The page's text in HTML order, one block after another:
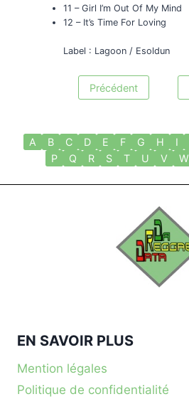
11 – Girl I’m Out Of My Mind
12 – It’s Time For Loving
Label : Lagoon / Esoldun
Précédent
A B C D E F G H I
P
Q R S T U V W
EN SAVOIR PLUS
Mention légales
Politique de confidentialité